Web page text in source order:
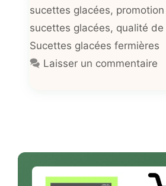
sucettes glacées,
sucettes glacées, qualité
Sucettes glacées fermières
Laisser un commentaire